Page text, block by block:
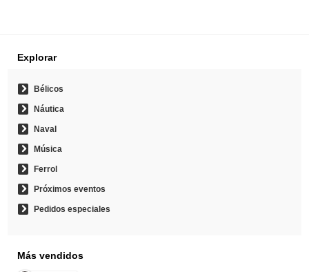
Explorar
Bélicos
Náutica
Naval
Música
Ferrol
Próximos eventos
Pedidos especiales
Más vendidos